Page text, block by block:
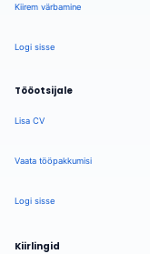
Kiirem värbamine
Logi sisse
Tööotsijale
Lisa CV
Vaata tööpakkumisi
Logi sisse
Kiirlingid